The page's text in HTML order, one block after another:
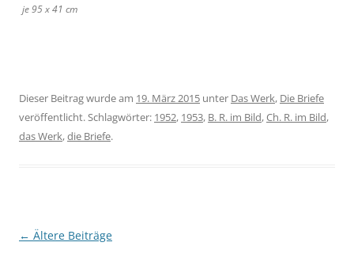
je 95 x 41 cm
Dieser Beitrag wurde am 19. März 2015 unter Das Werk, Die Briefe
veröffentlicht. Schlagwörter: 1952, 1953, B. R. im Bild,Ch. R. im Bild,
das Werk,die Briefe.
Beitragsnavigation
← Ältere Beiträge